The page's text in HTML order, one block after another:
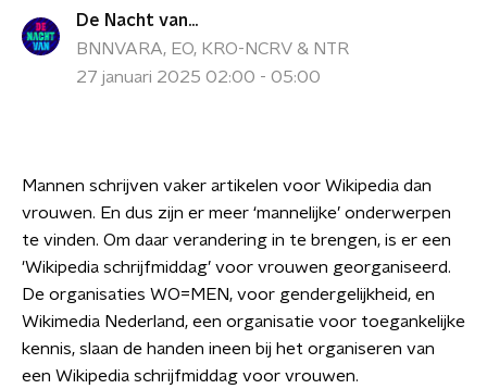
De Nacht van...
BNNVARA, EO, KRO-NCRV & NTR
27 januari 2025 02:00 - 05:00
Mannen schrijven vaker artikelen voor Wikipedia dan
vrouwen. En dus zijn er meer ‘mannelijke’ onderwerpen
te vinden. Om daar verandering in te brengen, is er een
'Wikipedia schrijfmiddag’ voor vrouwen georganiseerd.
De organisaties WO=MEN, voor gendergelijkheid, en
Wikimedia Nederland, een organisatie voor toegankelijke
kennis, slaan de handen ineen bij het organiseren van
een Wikipedia schrijfmiddag voor vrouwen.